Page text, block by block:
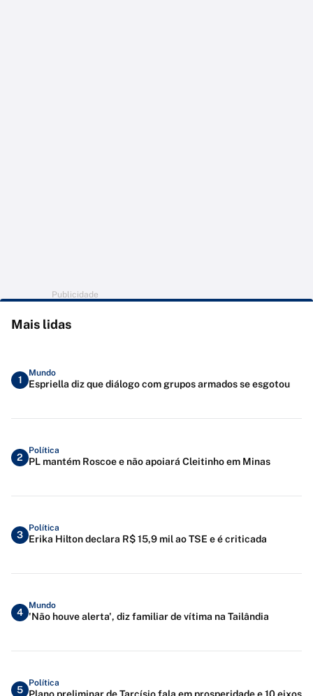
Publicidade
Mais lidas
1
Mundo
Espriella diz que diálogo com grupos armados se esgotou
2
Política
PL mantém Roscoe e não apoiará Cleitinho em Minas
3
Política
Erika Hilton declara R$ 15,9 mil ao TSE e é criticada
4
Mundo
'Não houve alerta', diz familiar de vítima na Tailândia
5
Política